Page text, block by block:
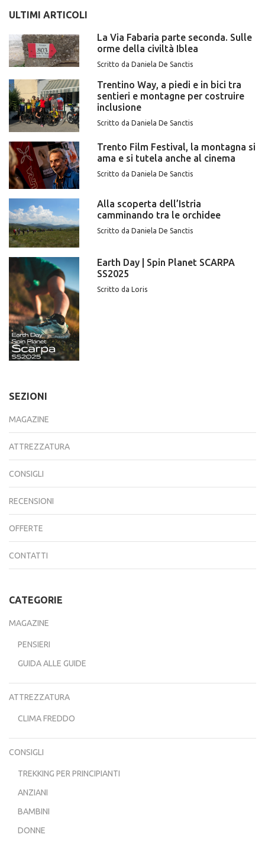
ULTIMI ARTICOLI
La Via Fabaria parte seconda. Sulle
orme della civiltà Iblea
Scritto da Daniela De Sanctis
Trentino Way, a piedi e in bici tra
sentieri e montagne per costruire
inclusione
Scritto da Daniela De Sanctis
Trento Film Festival, la montagna si
ama e si tutela anche al cinema
Scritto da Daniela De Sanctis
Alla scoperta dell’Istria
camminando tra le orchidee
Scritto da Daniela De Sanctis
Earth Day | Spin Planet SCARPA
SS2025
Scritto da Loris
SEZIONI
MAGAZINE
ATTREZZATURA
CONSIGLI
RECENSIONI
OFFERTE
CONTATTI
CATEGORIE
MAGAZINE
PENSIERI
GUIDA ALLE GUIDE
ATTREZZATURA
CLIMA FREDDO
CONSIGLI
TREKKING PER PRINCIPIANTI
ANZIANI
BAMBINI
DONNE